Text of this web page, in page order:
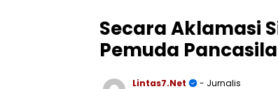
Secara Aklamasi
Pemuda
Lintas7.net
- Jurnalis